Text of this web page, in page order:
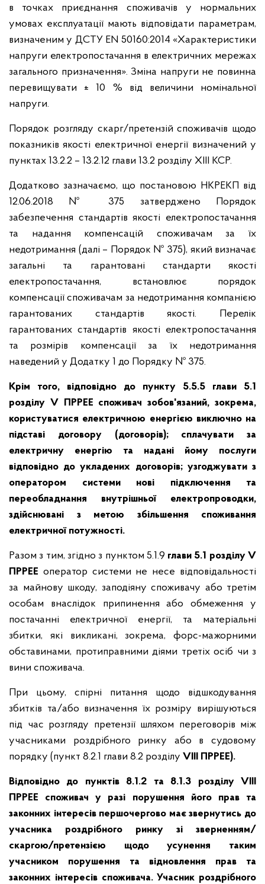
в точках приєднання споживачів у нормальних
умовах експлуатації мають відповідати параметрам,
визначеним у ДСТУ ЕN 50160:2014 «Характеристики
напруги електропостачання в електричних мережах
загального призначення». Зміна напруги не повинна
перевищувати ± 10 % від величини номінальної
напруги.
Порядок розгляду скарг/претензій споживачів щодо
показників якості електричної енергії визначений у
пунктах 13.2.2 – 13.2.12 глави 13.2 розділу XІІI КСР.
Додатково зазначаємо, що постановою НКРЕКП від
12.06.2018 № 375 затверджено Порядок
забезпечення стандартів якості електропостачання
та надання компенсацій споживачам за їх
недотримання (далі – Порядок № 375), який визначає
загальні та гарантовані стандарти якості
електропостачання, встановлює порядок
компенсації споживачам за недотримання компанією
гарантованих стандартів якості. Перелік
гарантованих стандартів якості електропостачання
та розмірів компенсації за їх недотримання
наведений у Додатку 1 до Порядку № 375.
Крім того, відповідно до пункту 5.5.5 глави 5.1
розділу V ПРРЕЕ споживач зобов'язаний, зокрема,
користуватися електричною енергією виключно на
підставі договору (договорів); сплачувати за
електричну енергію та надані йому послуги
відповідно до укладених договорів; узгоджувати з
оператором системи нові підключення та
переобладнання внутрішньої електропроводки,
здійснювані з метою збільшення споживання
електричної потужності.
Разом з тим, згідно з пунктом 5.1.9 глави 5.1 розділу V
ПРРЕЕ оператор системи не несе відповідальності
за майнову шкоду, заподіяну споживачу або третім
особам внаслідок припинення або обмеження у
постачанні електричної енергії, та матеріальні
збитки, які викликані, зокрема, форс-мажорними
обставинами, протиправними діями третіх осіб чи з
вини споживача.
При цьому, спірні питання щодо відшкодування
збитків та/або визначення їх розміру вирішуються
під час розгляду претензії шляхом переговорів між
учасниками роздрібного ринку або в судовому
порядку (пункт 8.2.1 глави 8.2 розділу VІІІ ПРРЕЕ).
Відповідно до пунктів 8.1.2 та 8.1.3 розділу VIII
ПРРЕЕ споживач у разі порушення його прав та
законних інтересів першочергово має звернутись до
учасника роздрібного ринку зі зверненням/
скаргою/претензією щодо усунення таким
учасником порушення та відновлення прав та
законних інтересів споживача. Учасник роздрібного